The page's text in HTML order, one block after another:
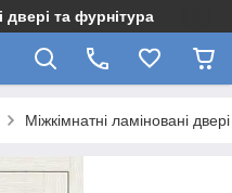
двері та фурнітура
Міжкімнатні ламіновані двері